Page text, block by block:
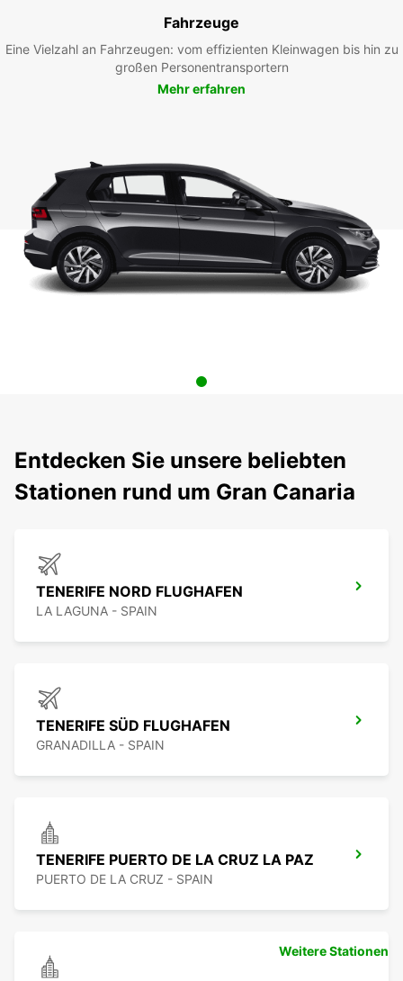
Fahrzeuge
Eine Vielzahl an Fahrzeugen: vom effizienten Kleinwagen bis hin zu
großen Personentransportern
Mehr erfahren
Entdecken Sie unsere beliebten
Stationen rund um Gran Canaria
TENERIFE NORD FLUGHAFEN
LA LAGUNA - SPAIN
TENERIFE SÜD FLUGHAFEN
GRANADILLA - SPAIN
TENERIFE PUERTO DE LA CRUZ LA PAZ
PUERTO DE LA CRUZ - SPAIN
Weitere Stationen